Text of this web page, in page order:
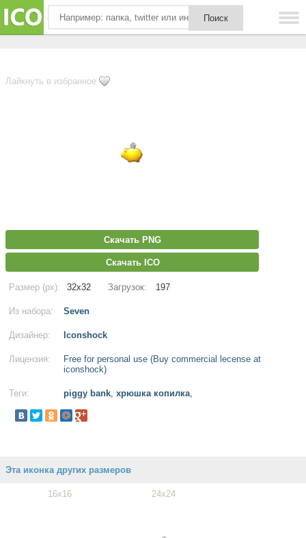
Лайкнуть в избранное
Скачать PNG
Скачать ICO
Размер (px): 32x32 Загрузок: 197
Из набора: Seven
Дизайнер: Iconshock
Лицензия:
Free for personal use (Buy commercial lecense at
iconshock)
Теги: piggy bank, хрюшка копилка,
Эта иконка других размеров
16x16 24x24